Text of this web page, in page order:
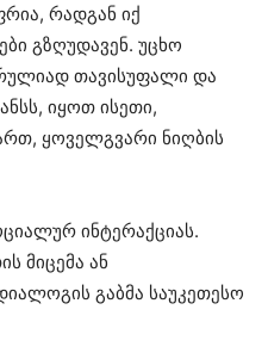
რადგან იქ
გზღუდავენ. უცხო
თავისუფალი და
იყოთ ისეთი,
ყოველგვარი ნიღბის
ინტერაქციას.
მიცემა ან
გაბმა საუკეთესო